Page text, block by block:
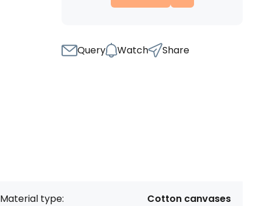
Query Watch Share
Material type: Cotton canvases